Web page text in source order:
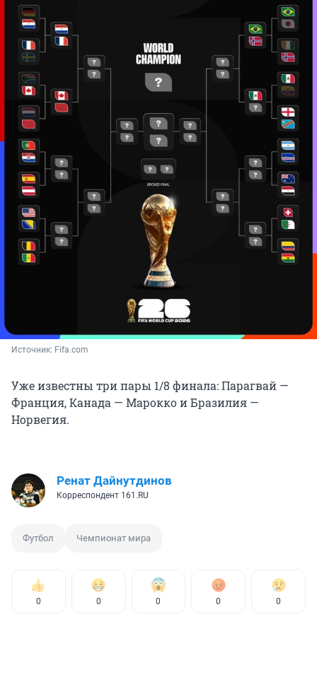
Источник: Fifa.com
Уже известны три пары 1/8 финала: Парагвай —
Франция, Канада — Марокко и Бразилия —
Норвегия.
Ренат Дайнутдинов
Корреспондент 161.RU
Футбол Чемпионат мира
0 0 0 0 0